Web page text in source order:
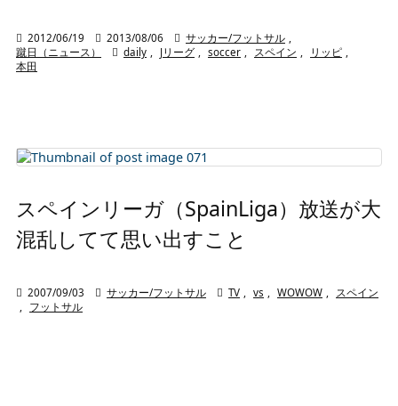
 2012/06/19  2013/08/06  サッカー/フットサル ,
蹴日（ニュース）
 daily , Jリーグ , soccer , スペイン , リッピ ,
本田
スペインリーガ（SpainLiga）放送が大
混乱してて思い出すこと
 2007/09/03  サッカー/フットサル  TV , vs , WOWOW , スペイン
, フットサル